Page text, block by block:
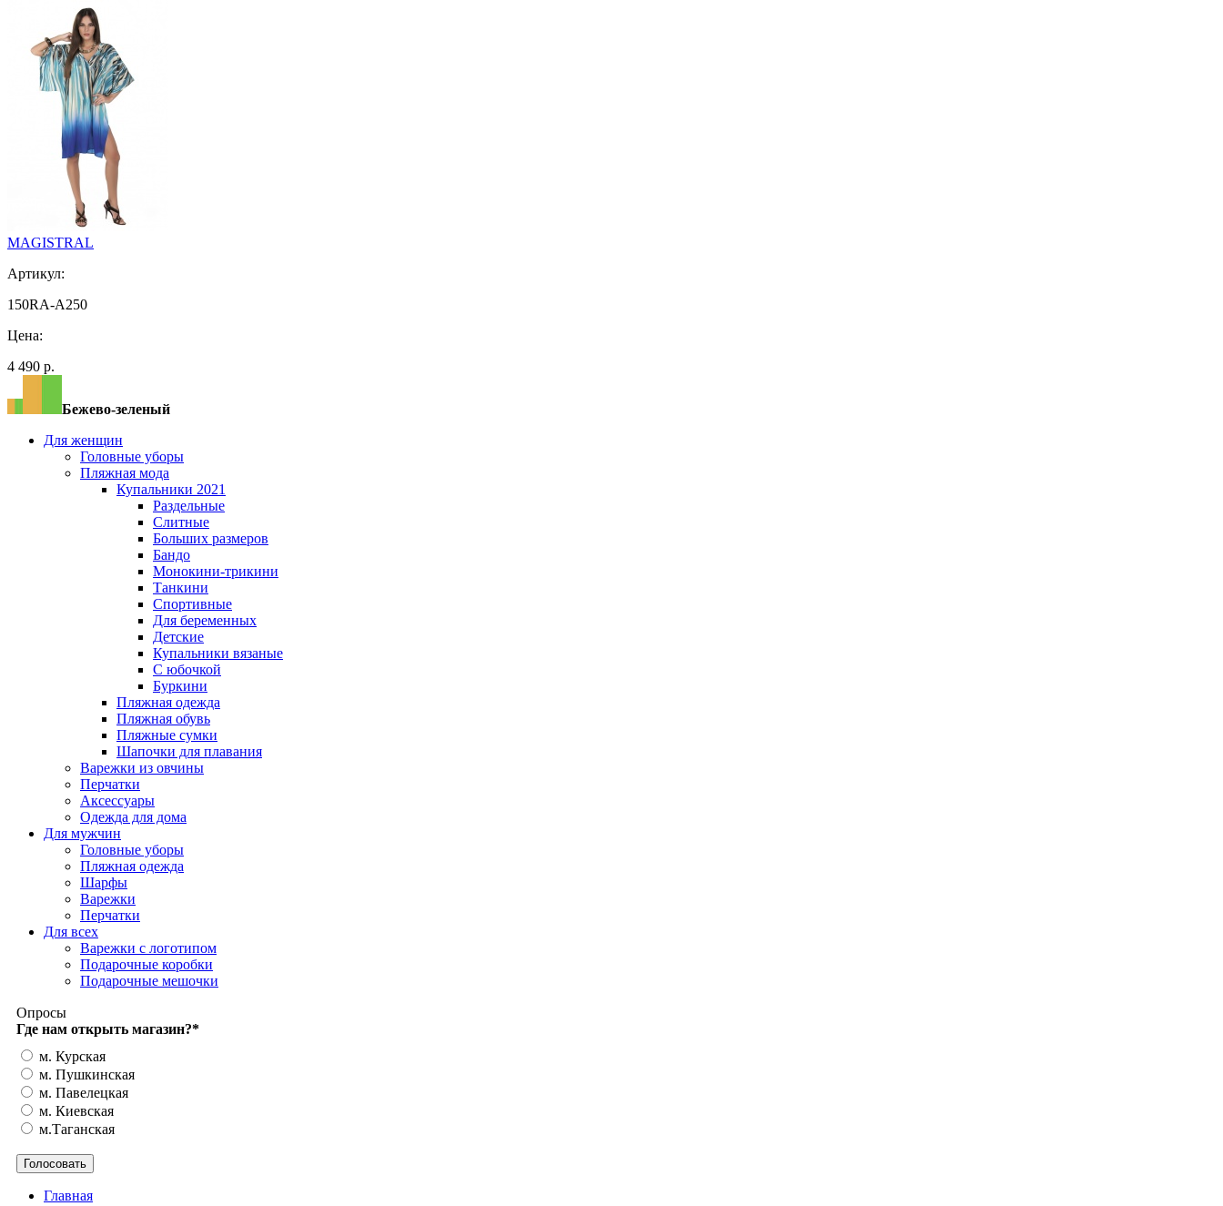
MAGISTRAL
Артикул:
150RA-A250
Цена:
4 490 р.
Бежево-зеленый
Для женщин
Головные уборы
Пляжная мода
Купальники 2021
Раздельные
Слитные
Больших размеров
Бандо
Монокини-трикини
Танкини
Спортивные
Для беременных
Детские
Купальники вязаные
С юбочкой
Буркини
Пляжная одежда
Пляжная обувь
Пляжные сумки
Шапочки для плавания
Варежки из овчины
Перчатки
Аксессуары
Одежда для дома
Для мужчин
Головные уборы
Пляжная одежда
Шарфы
Варежки
Перчатки
Для всех
Варежки с логотипом
Подарочные коробки
Подарочные мешочки
Опросы
Где нам открыть магазин?*
м. Курская
м. Пушкинская
м. Павелецкая
м. Киевская
м.Таганская
Главная